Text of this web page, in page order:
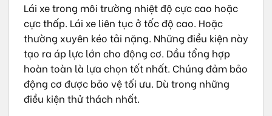
Lái xe trong môi trường nhiệt độ cực cao hoặc
cực thấp. Lái xe liên tục ở tốc độ cao. Hoặc
thường xuyên kéo tải nặng. Những điều kiện này
tạo ra áp lực lớn cho động cơ. Dầu tổng hợp
hoàn toàn là lựa chọn tốt nhất. Chúng đảm bảo
động cơ được bảo vệ tối ưu. Dù trong những
điều kiện thử thách nhất.